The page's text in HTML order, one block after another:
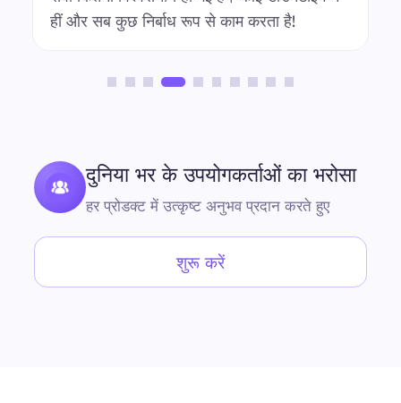
हीं और सब कुछ निर्बाध रूप से काम करता है!
दुनिया भर के उपयोगकर्ताओं का भरोसा
हर प्रोडक्ट में उत्कृष्ट अनुभव प्रदान करते हुए
शुरू करें